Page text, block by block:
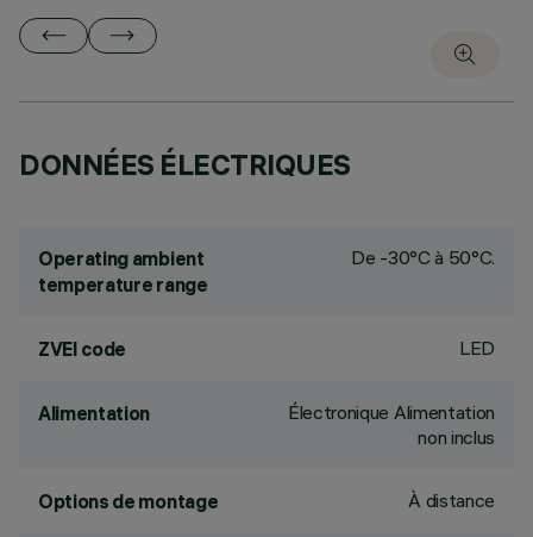
DONNÉES ÉLECTRIQUES
Operating ambient
temperature range
De -30°C à 50°C.
ZVEI code LED
Alimentation
Électronique Alimentation
non inclus
Options de montage À distance